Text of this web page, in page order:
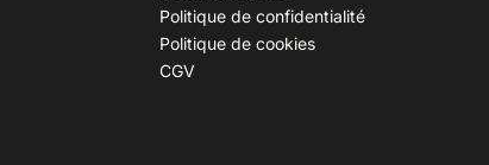
Politique de confidentialité
Politique de cookies
CGV